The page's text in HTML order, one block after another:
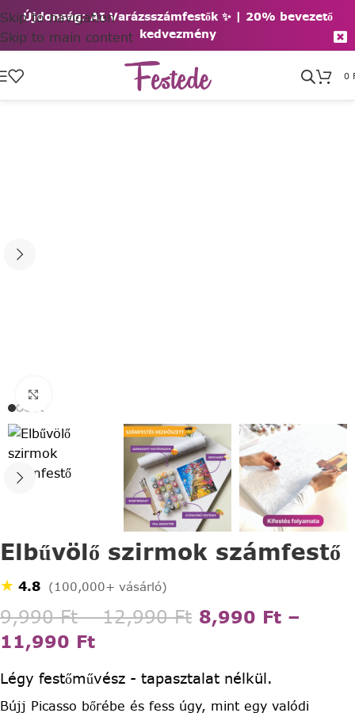
Újdonság: AI Varázsszámfestők ✨ | 20% bevezető
kedvezmény
Skip to navigation
Skip to main content
0
Elbűvölő szirmok számfestő
★ 4.8 (100,000+ vásárló)
9,990Ft – 12,990Ft 8,990 Ft –
11,990 Ft
Légy festőművész - tapasztalat nélkül.
Bújj Picasso bőrébe és fess úgy, mint egy valódi